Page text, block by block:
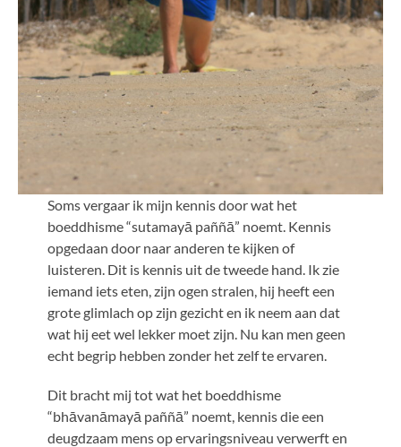
Soms vergaar ik mijn kennis door wat het
boeddhisme “sutamayā paññā” noemt. Kennis
opgedaan door naar anderen te kijken of
luisteren. Dit is kennis uit de tweede hand. Ik zie
iemand iets eten, zijn ogen stralen, hij heeft een
grote glimlach op zijn gezicht en ik neem aan dat
wat hij eet wel lekker moet zijn. Nu kan men geen
echt begrip hebben zonder het zelf te ervaren.
Dit bracht mij tot wat het boeddhisme
“bhāvanāmayā paññā” noemt, kennis die een
deugdzaam mens op ervaringsniveau verwerft en